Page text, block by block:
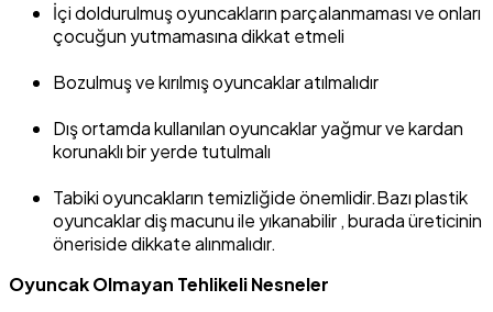
İçi doldurulmuş oyuncakların parçalanmaması ve onları
çocuğun yutmamasına dikkat etmeli
Bozulmuş ve kırılmış oyuncaklar atılmalıdır
Dış ortamda kullanılan oyuncaklar yağmur ve kardan
korunaklı bir yerde tutulmalı
Tabiki oyuncakların temizliğide önemlidir.Bazı plastik
oyuncaklar diş macunu ile yıkanabilir , burada üreticinin
öneriside dikkate alınmalıdır.
Oyuncak Olmayan Tehlikeli Nesneler